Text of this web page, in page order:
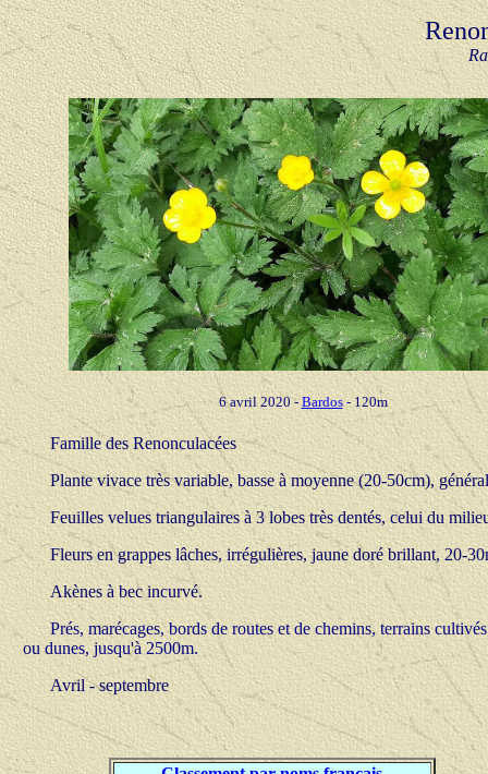
6 avril 2020 -Bardos-120m
Famille des Renonculacées
Plante vivace très variable, basse à moyenne (20-50cm),
Feuilles velues triangulaires à 3 lobes très dentés, celui du
Fleurs en grappes lâches, irrégulières, jaune doré brillant, 20-
Akènes à bec incurvé.
Prés, marécages, bords de routes et de chemins, terrains
ou dunes, jusqu'à 2500m.
Avril - septembre